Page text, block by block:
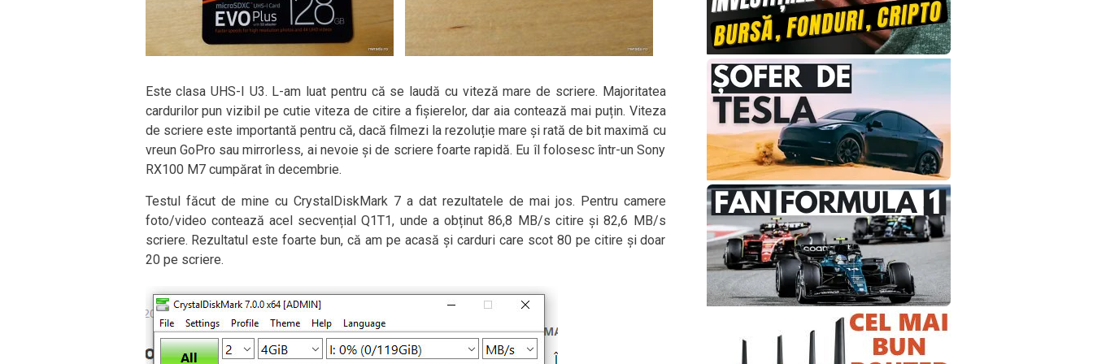
Este clasa UHS-I U3. L-am luat pentru că se laudă cu viteză mare de scriere. Majoritatea
cardurilor pun vizibil pe cutie viteza de citire a fișierelor, dar aia contează mai puțin. Viteza
de scriere este importantă pentru că, dacă filmezi la rezoluție mare și rată de bit maximă cu
vreun GoPro sau mirrorless, ai nevoie și de scriere foarte rapidă. Eu îl folosesc într-un Sony
RX100 M7 cumpărat în decembrie.
Testul făcut de mine cu CrystalDiskMark 7 a dat rezultatele de mai jos. Pentru camere
foto/video contează acel secvențial Q1T1, unde a obținut 86,8 MB/s citire și 82,6 MB/s
scriere. Rezultatul este foarte bun, că am pe acasă și carduri care scot 80 pe citire și doar
20 pe scriere.